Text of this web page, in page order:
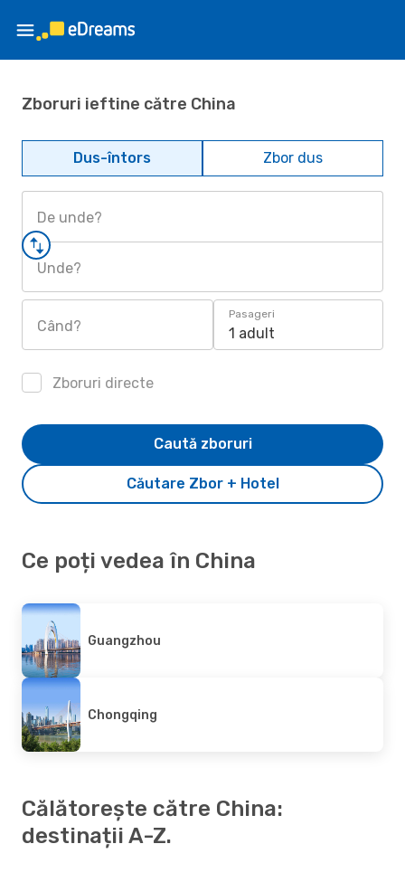
Zboruri ieftine către China
Dus-întors Zbor dus
De unde?
Unde?
Când?
Pasageri
1 adult
Zboruri directe
Căutare Zbor + Hotel
Caută zboruri
Ce poți vedea în China
Guangzhou
Chongqing
Călătorește către China:
destinații A-Z.